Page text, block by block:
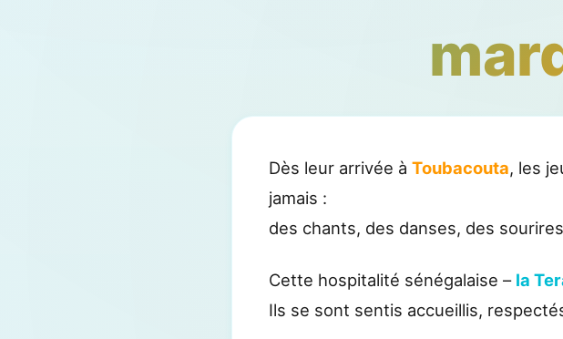
Dès leur arrivée à Toubacouta, les
jamais :
des chants, des danses, des
Cette hospitalité sénégalaise – la
Ils se sont sentis accueillis,